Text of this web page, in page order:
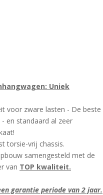
Uniek
voor zware lasten - De beste
en standaard al zeer
torsie-vrij chassis.
samengesteld met de
van TOP kwaliteit.
garantie periode van 2 jaar.